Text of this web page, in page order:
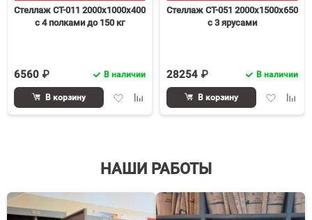
Стеллаж СТ-011 2000х1000х400
с 4 полками до 150 кг
6560 ₽ В наличии
ДобавитьДобавить
В корзину
Стеллаж СТ-051 2000х1500х650
с 3 ярусами
28254 ₽ В наличии
Добавить
В корзину
НАШИ РАБОТЫ